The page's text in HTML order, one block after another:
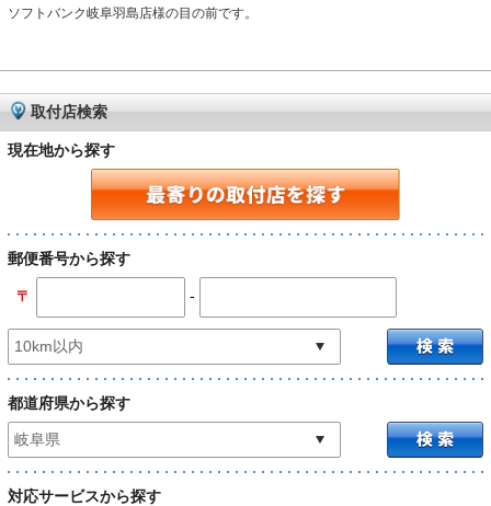
ソフトバンク岐阜羽島店様の目の前です。
取付店検索
現在地から探す
郵便番号から探す
〒 -
都道府県から探す
対応サービスから探す